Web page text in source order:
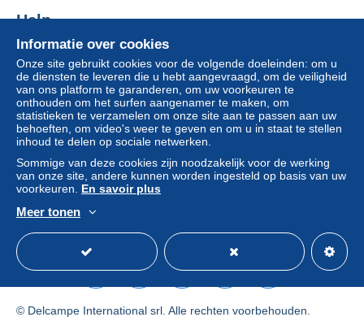
Informatie over cookies
Onze site gebruikt cookies voor de volgende doeleinden: om u
de diensten te leveren die u hebt aangevraagd, om de veiligheid
van ons platform te garanderen, om uw voorkeuren te
onthouden om het surfen aangenamer te maken, om
statistieken te verzamelen om onze site aan te passen aan uw
behoeften, om video's weer te geven en om u in staat te stellen
inhoud te delen op sociale netwerken.
Sommige van deze cookies zijn noodzakelijk voor de werking
van onze site, andere kunnen worden ingesteld op basis van uw
voorkeuren. En savoir plus
Meer tonen
Help
Hulpcentrum
Kopen op Delcampe
Verkopen op Delcampe
Een beveiligde website
© Delcampe International srl. Alle rechten voorbehouden.